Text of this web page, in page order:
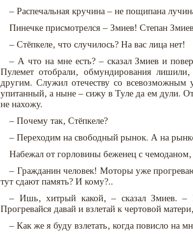
– Распечальная кручина – не пощипана
Пинечке присмотрелся – Змиев! Степан
– Стёпкеле‚ что случилось? На вас лица нет!
– А что на мне есть? – сказал Змиев и
Пулемет отобрали‚ обмундирования
другим. Служил отечеству со всевозможным
упитанный‚ а ныне – сижу в Туле да ем дули.
не нахожу.
– Почему так‚ Стёпкеле?
– Переходим на свободный рынок. А на
Набежал от горловины беженец с чемоданом‚
– Гражданин человек! Моторы уже
тут сдают память? И кому?..
– Ишь‚ хитрый какой‚ – сказал Змиев. –
Прогревайся давай и взлетай к чертовой
– Как же я буду взлетать‚ когда повисло на